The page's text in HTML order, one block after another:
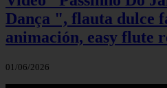
Dança ", flauta dulce
animación, easy flute
01/06/2026